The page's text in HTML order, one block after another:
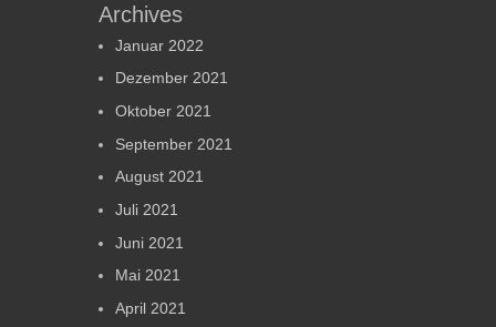
Archives
Januar 2022
Dezember 2021
Oktober 2021
September 2021
August 2021
Juli 2021
Juni 2021
Mai 2021
April 2021